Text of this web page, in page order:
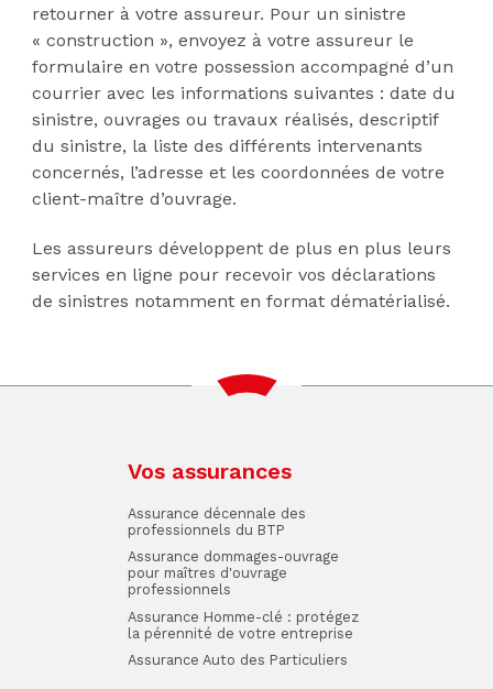
retourner à votre assureur. Pour un sinistre
« construction », envoyez à votre assureur le
formulaire en votre possession accompagné d’un
courrier avec les informations suivantes : date du
sinistre, ouvrages ou travaux réalisés, descriptif
du sinistre, la liste des différents intervenants
concernés, l’adresse et les coordonnées de votre
client-maître d’ouvrage.
Les assureurs développent de plus en plus leurs
services en ligne pour recevoir vos déclarations
de sinistres notamment en format dématérialisé.
Vos assurances
Assurance décennale des
professionnels du BTP
Assurance dommages-ouvrage
pour maîtres d'ouvrage
professionnels
Assurance Homme-clé : protégez
la pérennité de votre entreprise
Assurance Auto des Particuliers